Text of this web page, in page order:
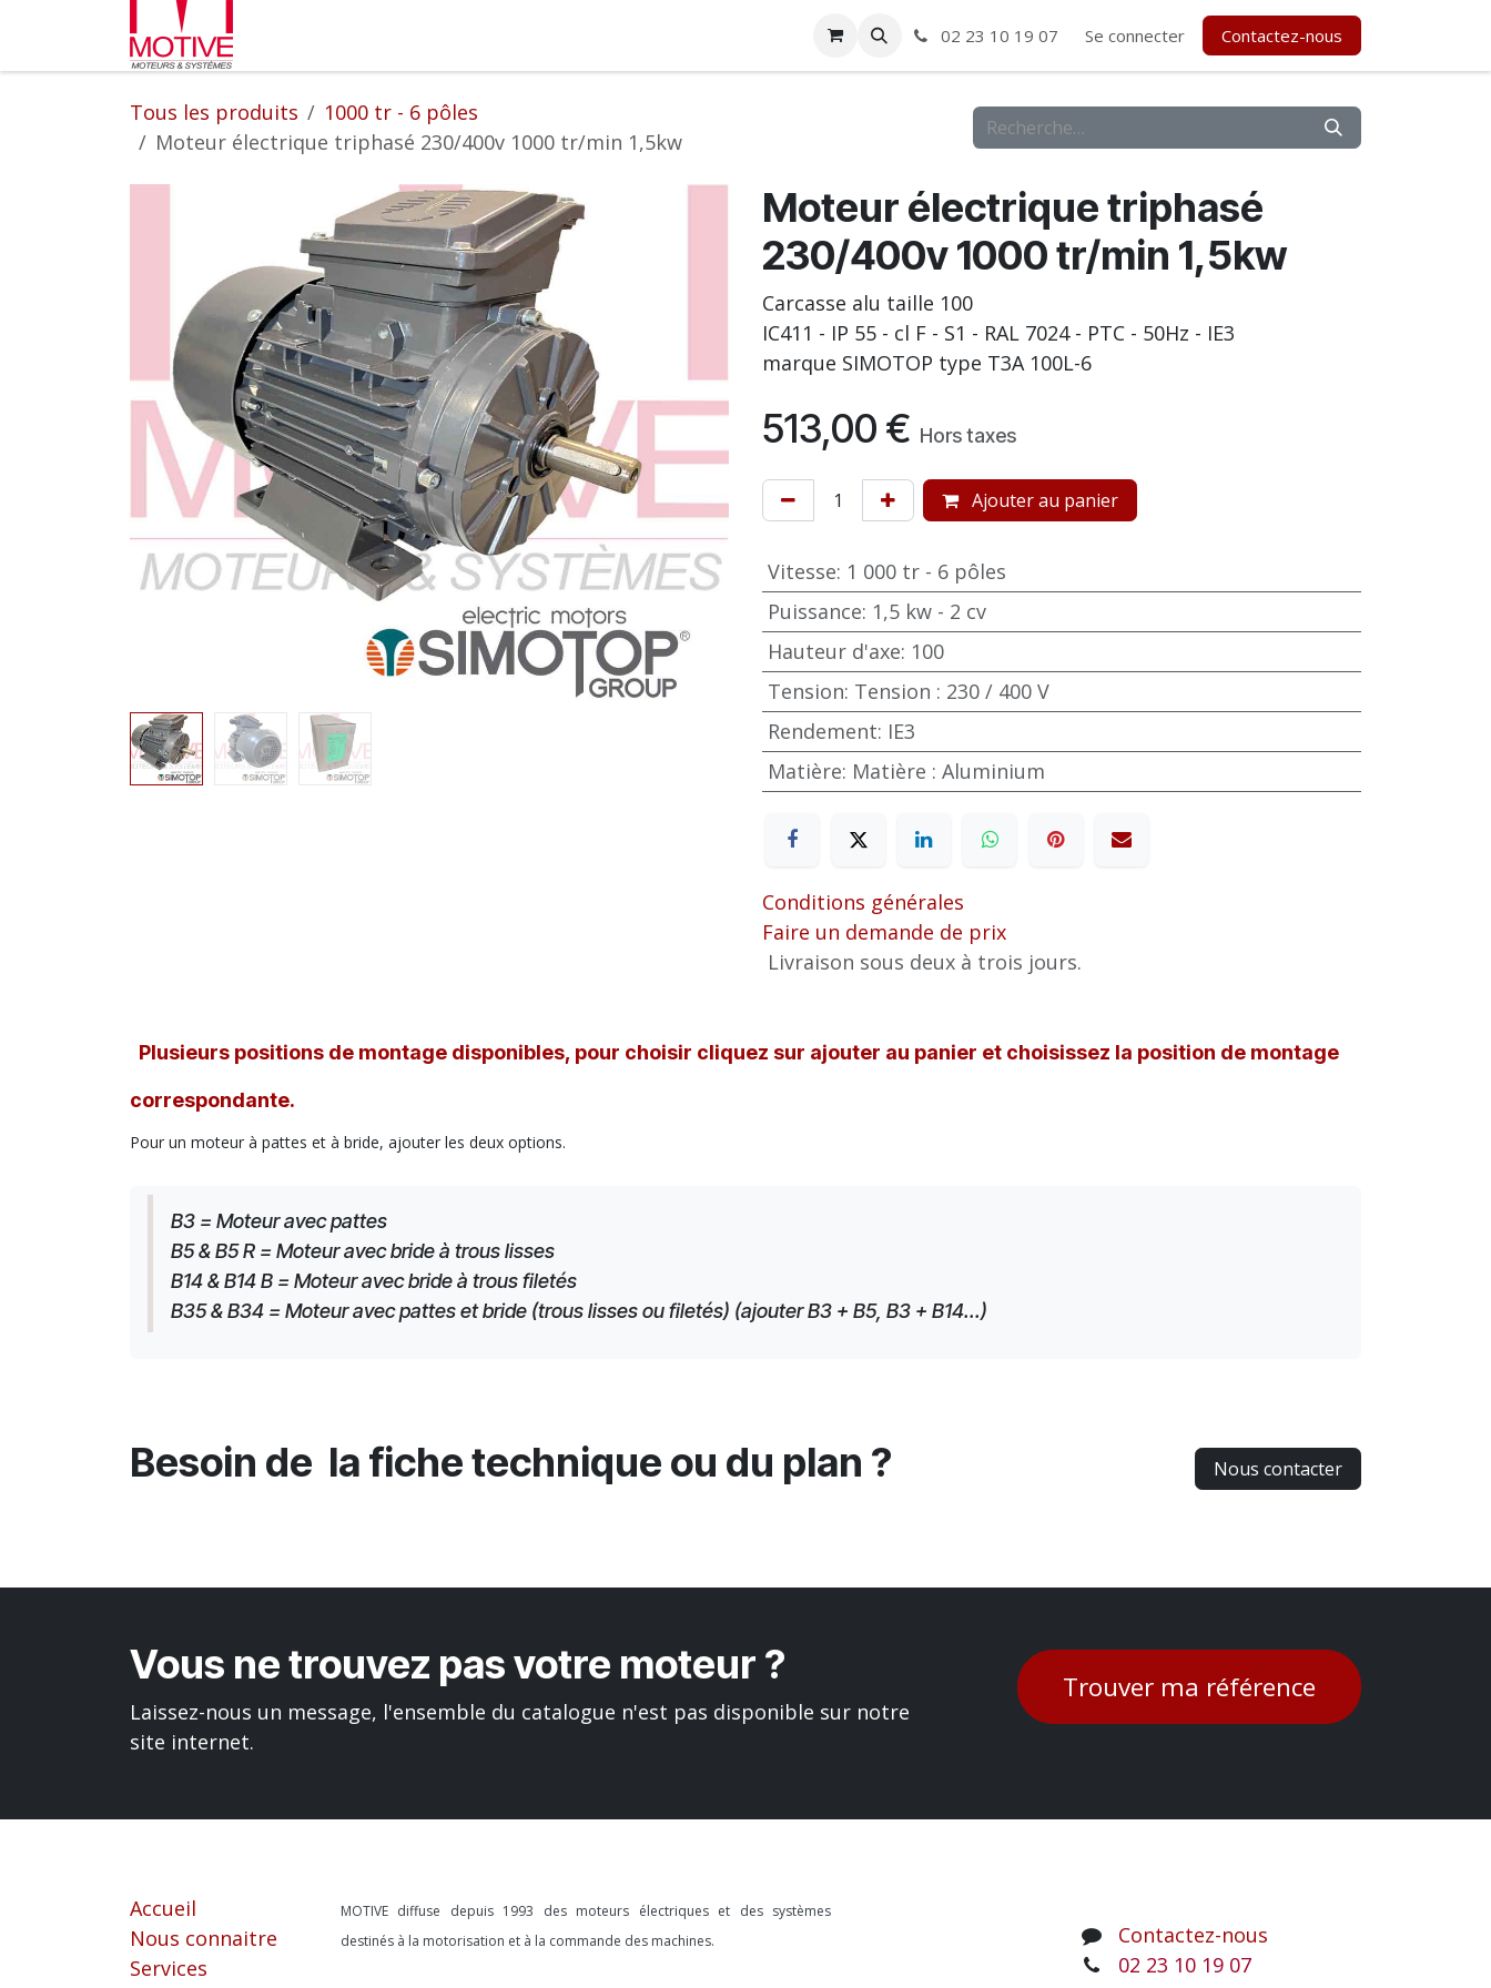
Se rendre au contenu
02 23 10 19 07 Se connecter Contactez-nous
Tous les produits
1000 tr - 6 pôles
Moteur électrique triphasé 230/400v 1000 tr/min 1,5kw
Moteur électrique triphasé
230/400v 1000 tr/min 1,5kw
Carcasse alu taille 100
IC411 - IP 55 - cl F - S1 - RAL 7024 - PTC - 50Hz - IE3
marque SIMOTOP type T3A 100L-6
513,00 € Hors taxes
Ajouter au panier
Vitesse: 1 000 tr - 6 pôles
Puissance: 1,5 kw - 2 cv
Hauteur d'axe: 100
Tension: Tension : 230 / 400 V
Rendement: IE3
Matière: Matière : Aluminium
Conditions générales
Faire un demande de prix
Livraison sous deux à trois jours.
Plusieurs positions de montage disponibles, pour choisir cliquez sur ajouter au panier et choisissez la position de montage
correspondante.
Pour un moteur à pattes et à bride, ajouter les deux options.
B3 = Moteur avec pattes
B5 & B5 R = Moteur avec bride à trous lisses
B14 & B14 B = Moteur avec bride à trous filetés
B35 & B34 = Moteur avec pattes et bride (trous lisses ou filetés) (ajouter B3 + B5, B3 + B14...)
Besoin de la fiche technique ou du plan ? Nous contacter
Vous ne trouvez pas votre moteur ?
Laissez-nous un message, l'ensemble du catalogue n'est pas disponible sur notre
site internet.
Trouver ma référence
Accueil
Nous connaitre
Services
MOTIVE diffuse depuis 1993 des moteurs électriques et des systèmes
destinés à la motorisation et à la commande des machines.
Contactez-nous
02 23 10 19 07